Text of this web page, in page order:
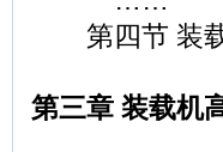
第四节 装载
第三章 装载机